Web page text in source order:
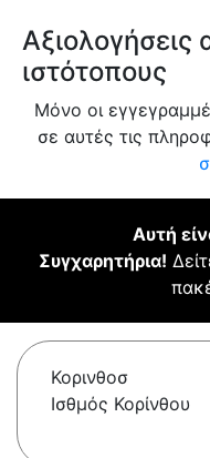
ιστότοπους
Μόνο οι
σε αυτές τις
Αυτή
Συγχαρητήρια!
Κορινθοσ
Ισθμός Κορίνθου